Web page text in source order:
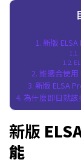
新版
誰適合使用
新版 ELSA
為什麼即日就該
新版
能